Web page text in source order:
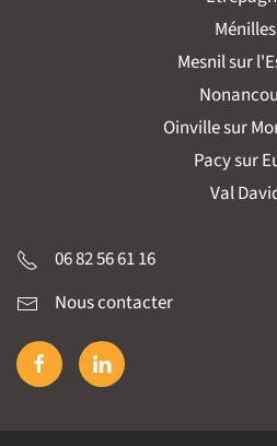
Ménilles
Mesnil sur
Oinville sur
Pacy sur
Val
06 82 56 61 16
Nous contacter